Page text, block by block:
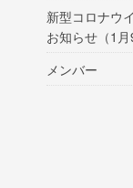
新型コロナウ
お知らせ（1月
メンバー